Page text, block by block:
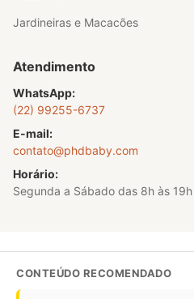
Jardineiras e Macacões
Atendimento
WhatsApp:
(22) 99255-6737
E-mail:
contato@phdbaby.com
Horário:
Segunda a Sábado das 8h às 19h
CONTEÚDO RECOMENDADO